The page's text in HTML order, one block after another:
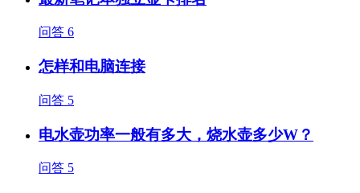
问答 6
怎样和电脑连接
问答 5
电水壶功率一般有多大，烧水壶多少W？
问答 5